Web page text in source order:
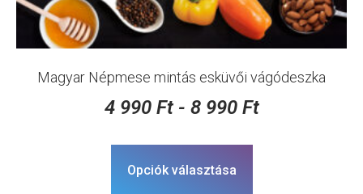
Magyar Népmese mintás esküvői vágódeszka
4 990 Ft- 8 990 Ft
Opciók választása